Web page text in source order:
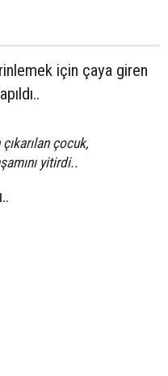
için çaya giren
çocuk,
yitirdi..